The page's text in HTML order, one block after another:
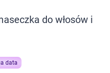
do włosów i
data